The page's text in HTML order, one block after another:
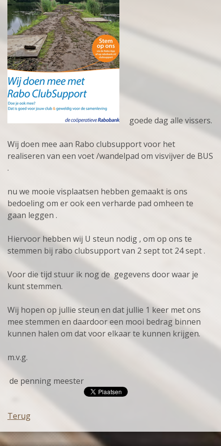
goede dag alle vissers.
Wij doen mee aan Rabo clubsupport voor het
realiseren van een voet /wandelpad om visvijver de BUS
.
nu we mooie visplaatsen hebben gemaakt is ons
bedoeling om er ook een verharde pad omheen te
gaan leggen .
Hiervoor hebben wij U steun nodig , om op ons te
stemmen bij rabo clubsupport van 2 sept tot 24 sept .
Voor die tijd stuur ik nog de gegevens door waar je
kunt stemmen.
Wij hopen op jullie steun en dat jullie 1 keer met ons
mee stemmen en daardoor een mooi bedrag binnen
kunnen halen om dat voor elkaar te kunnen krijgen.
m.v.g.
de penning meester
Terug